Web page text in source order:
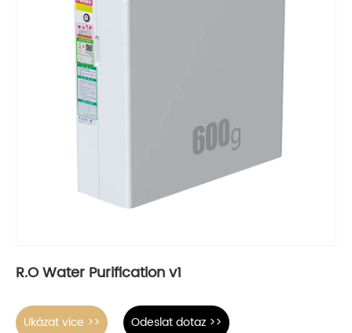
R.O Water Purification v1
Ukázat více >> Odeslat dotaz >>